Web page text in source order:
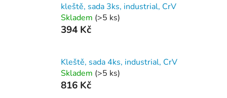
kleště, sada 3ks, industrial, CrV
Skladem (>5 ks)
394 Kč
Kleště, sada 4ks, industrial, CrV
Skladem (>5 ks)
816 Kč